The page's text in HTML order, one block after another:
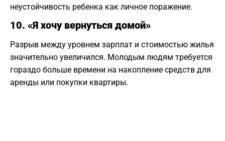
неустойчивость ребенка как личное поражение.
10. «Я хочу вернуться домой»
Разрыв между уровнем зарплат и стоимостью жилья
значительно увеличился. Молодым людям требуется
гораздо больше времени на накопление средств для
аренды или покупки квартиры.